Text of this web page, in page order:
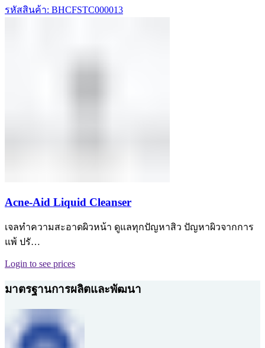
รหัสสินค้า: BHCFSTC000013
Acne-Aid Liquid Cleanser
เจลทําความสะอาดผิวหน้า ดูแลทุกปัญหาสิว ปัญหาผิวจากการ
แพ้ ปรั…
Login to see prices
มาตรฐานการผลิตและพัฒนา